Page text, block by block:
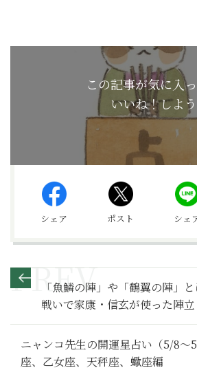
この記事が気に入
いいね！しよう
シェア ポスト シェ
「魚鱗の陣」や「鶴翼の陣」
戦いで家康・信玄が使った陣
説】
ニャンコ先生の開運星占い（5/8～
座、乙女座、天秤座、蠍座編